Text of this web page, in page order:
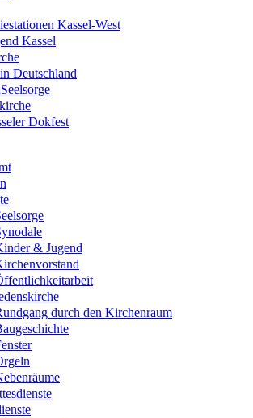
Kassel-West
Kassel
Deutschland
Dokfest
& Jugend
durch den Kirchenraum